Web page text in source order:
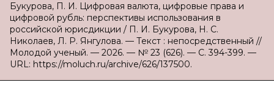
Букурова, П. И. Цифровая валюта, цифровые права и
цифровой рубль: перспективы использования в
российской юрисдикции / П. И. Букурова, Н. С.
Николаев, Л. Р. Янгулова. — Текст : непосредственный //
Молодой ученый. — 2026. — № 23 (626). — С. 394-399. —
URL: https://moluch.ru/archive/626/137500.